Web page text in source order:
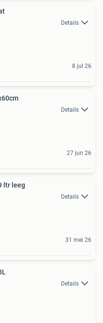
Details
8 jul 26
Details
27 jun 26
ltr leeg
Details
31 mei 26
Details